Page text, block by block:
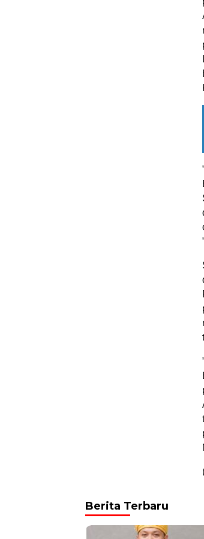
Berita Terbaru